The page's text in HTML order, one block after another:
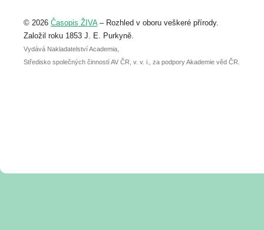
abstraktu přihlášené přednášky nebo
posteru je už 30. června.
© 2026 Časopis ŽIVA– Rozhled v oboru veškeré přírody.
Založil roku 1853 J. E. Purkyně.
Vydává Nakladatelství Academia,
Středisko společných činností AV ČR, v. v. i., za podpory Akademie věd ČR.